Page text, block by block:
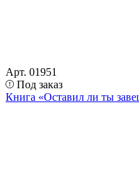
Арт. 01951
Под заказ
Книга «Оставил ли ты